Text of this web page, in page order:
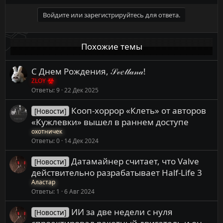
Войдите или зарегистрируйтесь для ответа.
Похожие темы
С Днем Рождения, 𝒮𝓋𝑒𝓉𝓁𝒶𝓃𝒶!
ZLOY
Ответы 9 22 Дек 2025
[Новости] Кооп-хоррор «Клеть» от авторов
«Кужлевки» вышел в раннем доступе
охотничек
Ответы 0 14 Дек 2024
[Новости] Датамайнер считает, что Valve
действительно разрабатывает Half-Life 3
Аластар
Ответы 1 6 Авг 2024
[Новости] ИИ за две недели с нуля